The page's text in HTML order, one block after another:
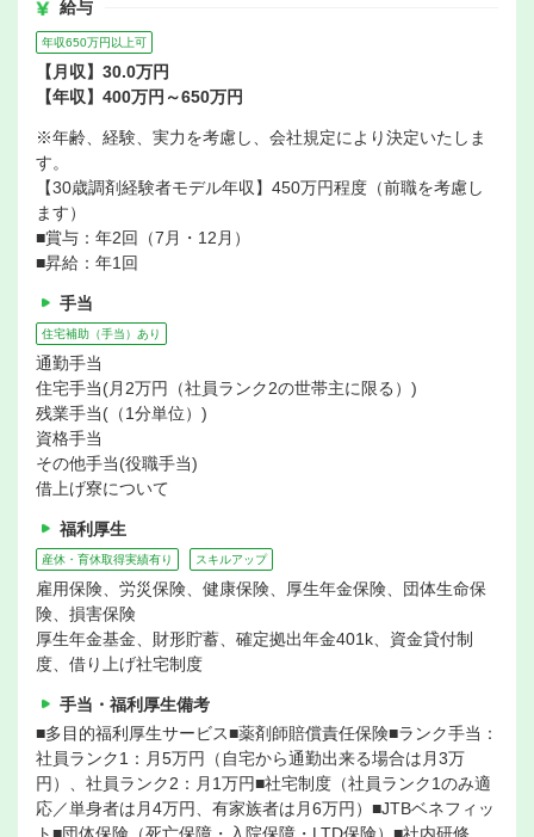
給与
年収650万円以上可
【月収】30.0万円
【年収】400万円～650万円
※年齢、経験、実力を考慮し、会社規定により決定いたしま
す。
【30歳調剤経験者モデル年収】450万円程度（前職を考慮し
ます）
■賞与：年2回（7月・12月）
■昇給：年1回
手当
住宅補助（手当）あり
通勤手当
住宅手当(月2万円（社員ランク2の世帯主に限る）)
残業手当(（1分単位）)
資格手当
その他手当(役職手当)
借上げ寮について
福利厚生
産休・育休取得実績有り スキルアップ
雇用保険、労災保険、健康保険、厚生年金保険、団体生命保
険、損害保険
厚生年金基金、財形貯蓄、確定拠出年金401k、資金貸付制
度、借り上げ社宅制度
手当・福利厚生備考
■多目的福利厚生サービス■薬剤師賠償責任保険■ランク手当：
社員ランク1：月5万円（自宅から通勤出来る場合は月3万
円）、社員ランク2：月1万円■社宅制度（社員ランク1のみ適
応／単身者は月4万円、有家族者は月6万円）■JTBベネフィッ